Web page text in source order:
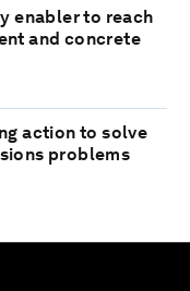
enabler to reach
and concrete
action to solve
problems